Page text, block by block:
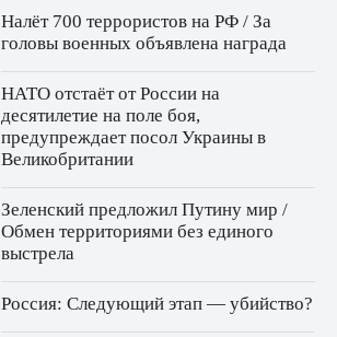
Налёт 700 террористов на РФ / За
головы военных объявлена награда
НАТО отстаёт от России на
десятилетие на поле боя,
предупреждает посол Украины в
Великобритании
Зеленский предложил Путину мир /
Обмен территориями без единого
выстрела
Россия: Следующий этап — убийство?